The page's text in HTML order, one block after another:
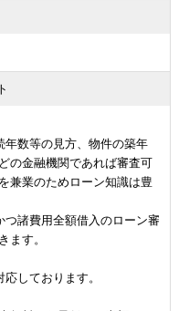
数等の見方、物件の築年
の金融機関であれば審査可
兼業のためローン知識は豊
諸費用全額借入のローン審
ます。
しております。